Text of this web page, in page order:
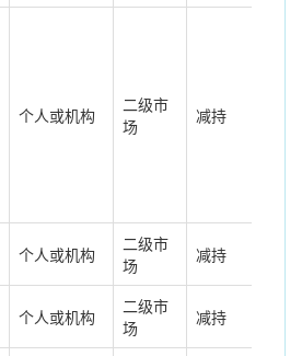
个人或机构
二级市
场
减持
个人或机构
二级市
场
减持
个人或机构
二级市
场
减持